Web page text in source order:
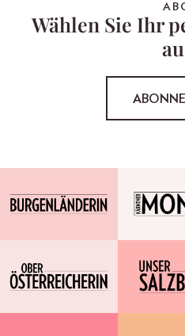
Wählen Sie Ihr